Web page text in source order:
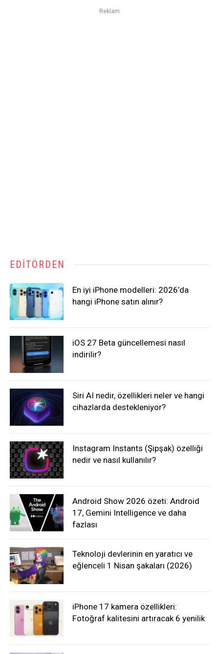
Reklam
EDITÖRDEN
En iyi iPhone modelleri: 2026’da
hangi iPhone satın alınır?
iOS 27 Beta güncellemesi nasıl
indirilir?
Siri AI nedir, özellikleri neler ve hangi
cihazlarda destekleniyor?
Instagram Instants (Şipşak) özelliği
nedir ve nasıl kullanılır?
Android Show 2026 özeti: Android
17, Gemini Intelligence ve daha
fazlası
Teknoloji devlerinin en yaratıcı ve
eğlenceli 1 Nisan şakaları (2026)
iPhone 17 kamera özellikleri:
Fotoğraf kalitesini artıracak 6 yenilik